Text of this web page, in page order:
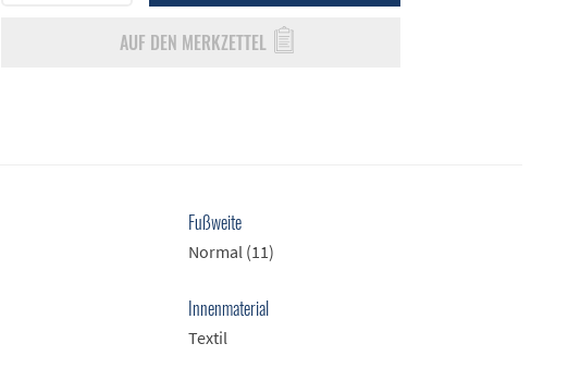
AUF DEN MERKZETTEL
Fußweite
Normal (11)
Innenmaterial
Textil